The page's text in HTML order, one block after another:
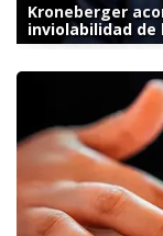
Kroneberger
inviolabilidad de